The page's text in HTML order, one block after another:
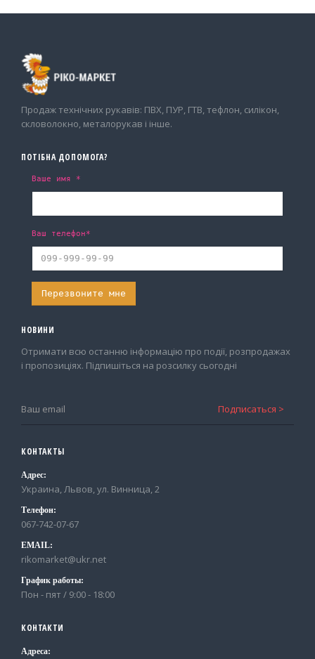
Продаж технічних рукавів: ПВХ, ПУР, ГТВ, тефлон, силікон,
скловолокно, металорукав і інше.
ПОТІБНА ДОПОМОГА?
Ваше имя *
Ваш телефон*
НОВИНИ
Отримати всю останню інформацію про події, розпродажах
і пропозиціях. Підпишіться на розсилку сьогодні
КОНТАКТЫ
Адрес:
Украина, Львов, ул. Винница, 2
Телефон:
067-742-07-67
EMAIL:
rikomarket@ukr.net
График работы:
Пон - пят / 9:00 - 18:00
КОНТАКТИ
Адреса: